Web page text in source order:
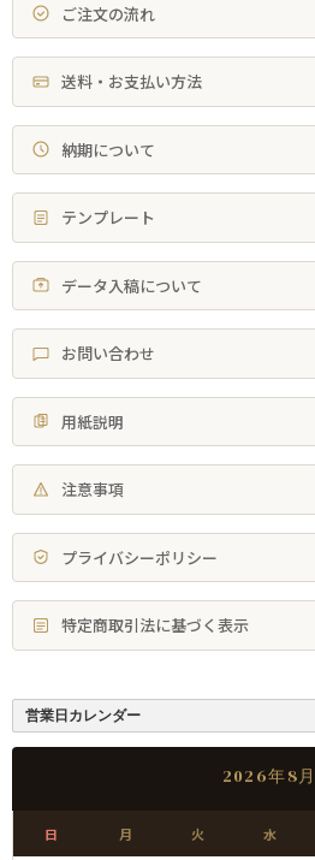
ご注文の流れ
送料・お支払い方法
納期について
テンプレート
データ入稿について
お問い合わせ
用紙説明
注意事項
プライバシーポリシー
特定商取引法に基づく表示
営業日カレンダー
2026年8月
日 月 火 水